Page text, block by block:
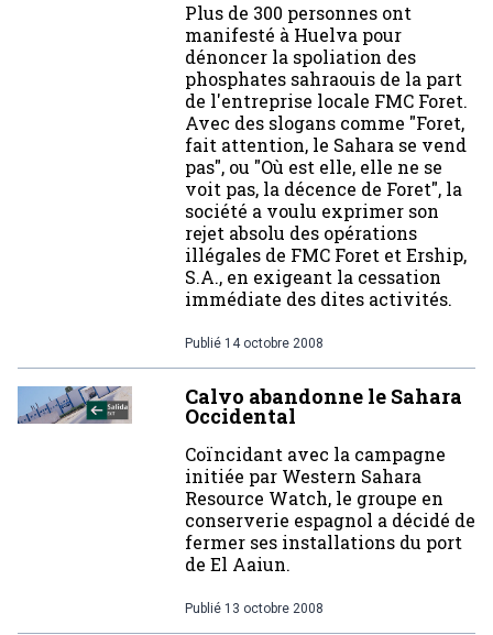
Plus de 300 personnes ont
manifesté à Huelva pour
dénoncer la spoliation des
phosphates sahraouis de la part
de l'entreprise locale FMC Foret.
Avec des slogans comme "Foret,
fait attention, le Sahara se vend
pas", ou "Où est elle, elle ne se
voit pas, la décence de Foret", la
société a voulu exprimer son
rejet absolu des opérations
illégales de FMC Foret et Ership,
S.A., en exigeant la cessation
immédiate des dites activités.
Publié 14 octobre 2008
Calvo abandonne le Sahara
Occidental
Coïncidant avec la campagne
initiée par Western Sahara
Resource Watch, le groupe en
conserverie espagnol a décidé de
fermer ses installations du port
de El Aaiun.
Publié 13 octobre 2008